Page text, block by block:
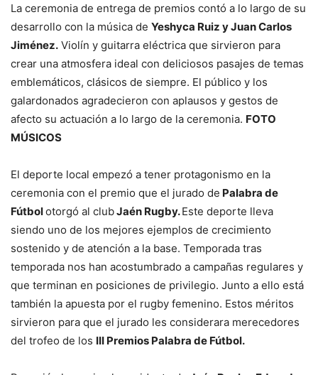
La ceremonia de entrega de premios contó a lo largo de su
desarrollo con la música de Yeshyca Ruiz y Juan Carlos
Jiménez. Violín y guitarra eléctrica que sirvieron para
crear una atmosfera ideal con deliciosos pasajes de temas
emblemáticos, clásicos de siempre. El público y los
galardonados agradecieron con aplausos y gestos de
afecto su actuación a lo largo de la ceremonia. FOTO
MÚSICOS
El deporte local empezó a tener protagonismo en la
ceremonia con el premio que el jurado de Palabra de
Fútbolotorgó al clubJaén Rugby.Este deporte lleva
siendo uno de los mejores ejemplos de crecimiento
sostenido y de atención a la base. Temporada tras
temporada nos han acostumbrado a campañas regulares y
que terminan en posiciones de privilegio. Junto a ello está
también la apuesta por el rugby femenino. Estos méritos
sirvieron para que el jurado les considerara merecedores
del trofeo de los III Premios Palabra de Fútbol.